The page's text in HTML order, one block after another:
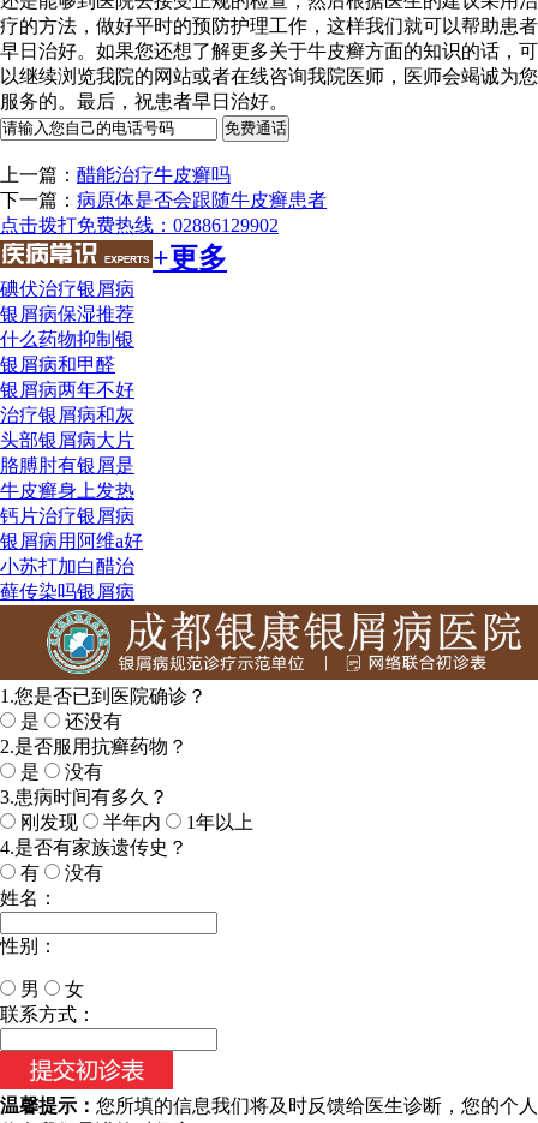
疗的方法，做好平时的预防护理工作，这样我们就可以帮助患者
早日治好。如果您还想了解更多关于牛皮癣方面的知识的话，可
以继续浏览我院的网站或者在线咨询我院医师，医师会竭诚为您
服务的。最后，祝患者早日治好。
上一篇： 醋能治疗牛皮癣吗
下一篇： 病原体是否会跟随牛皮癣患者
点击拨打免费热线：02886129902
+更多
碘伏治疗银屑病
银屑病保湿推荐
什么药物抑制银
银屑病和甲醛
银屑病两年不好
治疗银屑病和灰
头部银屑病大片
胳膊肘有银屑是
牛皮癣身上发热
钙片治疗银屑病
银屑病用阿维a好
小苏打加白醋治
藓传染吗银屑病
1.您是否已到医院确诊？
是
还没有
2.是否服用抗癣药物？
是
没有
3.患病时间有多久？
刚发现
半年内
1年以上
4.是否有家族遗传史？
有
没有
姓名：
性别：
男
女
今天日期：
联系方式：
温馨提示： 您所填的信息我们将及时反馈给医生诊断，您的个人